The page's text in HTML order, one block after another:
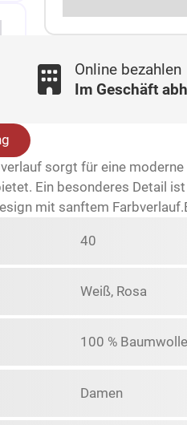
Online bezahlen
Im Geschäft
sorgt für eine
Ein besonderes Detail
mit sanftem
40
Weiß, Rosa
100 % Baumwolle
Damen